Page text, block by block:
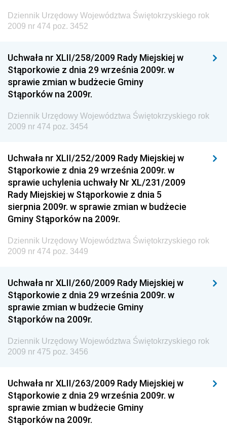
Dziennik Urzędowy Ministra Rozwoju, Pracy i
Dziennik Urzędowy Ministra Kultury, Dziedzictwa
Narodowego i Sportu
Dziennik Urzędowy Ministra Rodziny i Polityki
Społecznej
Dziennik Urzędowy Komendy Głównej Straży
Granicznej
Drogowego
Dziennik Urzędowy Narodowego Banku Polskiego
Dziennik Urzędowy Komendy Głównej Policji
Dziennik Urzędowy Ministra Pracy i Polityki
Społecznej
Dziennik Urzędowy Ministra Transportu, Budownictwa
i Gospodarki Morskiej
Dziennik Urzędowy Ministra Spraw Zagranicznych
Dziennik Urzędowy Centralnego Biura
Antykorupcyjnego
Wewnętrznego
Dziennik Urzędowy Urzędu Patentowego
Dziennik Urzędowy Generalnej Dyrekcji Dróg
Krajowych i Autostrad
Dziennik Urzędowy Ministra Środowiska
Dziennik Urzędowy Województwa Świętokrzyskiego rok
2009 nr 474 poz. 3452
Uchwała nr XLII/258/2009 Rady Miejskiej w
Stąporkowie z dnia 29 września 2009r. w
sprawie zmian w budżecie Gminy
Stąporków na 2009r.
Dziennik Urzędowy Województwa Świętokrzyskiego rok
2009 nr 474 poz. 3454
Uchwała nr XLII/252/2009 Rady Miejskiej w
Stąporkowie z dnia 29 września 2009r. w
sprawie uchylenia uchwały Nr XL/231/2009
Rady Miejskiej w Stąporkowie z dnia 5
sierpnia 2009r. w sprawie zmian w budżecie
Gminy Stąporków na 2009r.
Dziennik Urzędowy Województwa Świętokrzyskiego rok
2009 nr 474 poz. 3449
Uchwała nr XLII/260/2009 Rady Miejskiej w
Stąporkowie z dnia 29 września 2009r. w
sprawie zmian w budżecie Gminy
Stąporków na 2009r.
Dziennik Urzędowy Województwa Świętokrzyskiego rok
2009 nr 475 poz. 3456
Uchwała nr XLII/263/2009 Rady Miejskiej w
Stąporkowie z dnia 29 września 2009r. w
sprawie zmian w budżecie Gminy
Stąporków na 2009r.